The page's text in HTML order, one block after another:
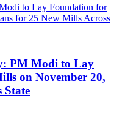
PM Modi to Lay
on November 20,
State